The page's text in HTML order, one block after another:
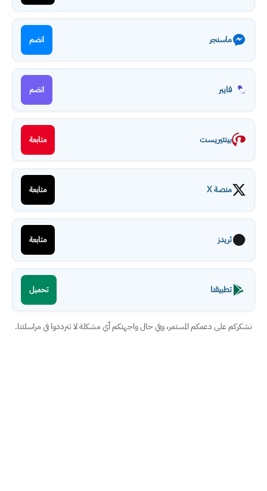
ماسنجر انضم
فايبر انضم
بينتيريست متابعة
منصة X متابعة
ثريدز متابعة
تطبيقنا تحميل
نشكركم على دعمكم المستمر، وفي حال واجهتكم أي مشكلة لا تترددوا في مراسلتنا.